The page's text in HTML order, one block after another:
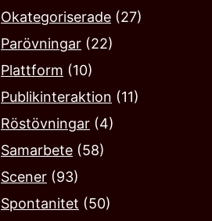
Okategoriserade (27)
Parövningar (22)
Plattform (10)
Publikinteraktion (11)
Röstövningar (4)
Samarbete (58)
Scener (93)
Spontanitet (50)